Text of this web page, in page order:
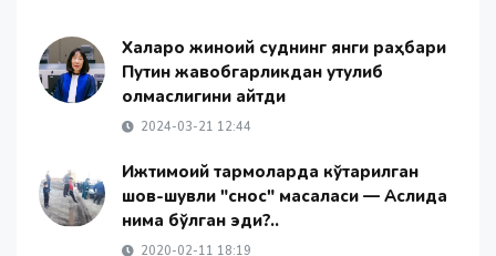
Халқаро жиноий суднинг янги раҳбари
Путин жавобгарликдан қутулиб
қолмаслигини айтди
2024-03-21 12:44
Ижтимоий тармоқларда кўтарилган
шов-шувли "снос" масаласи — Аслида
нима бўлган эди?..
2020-02-11 18:19